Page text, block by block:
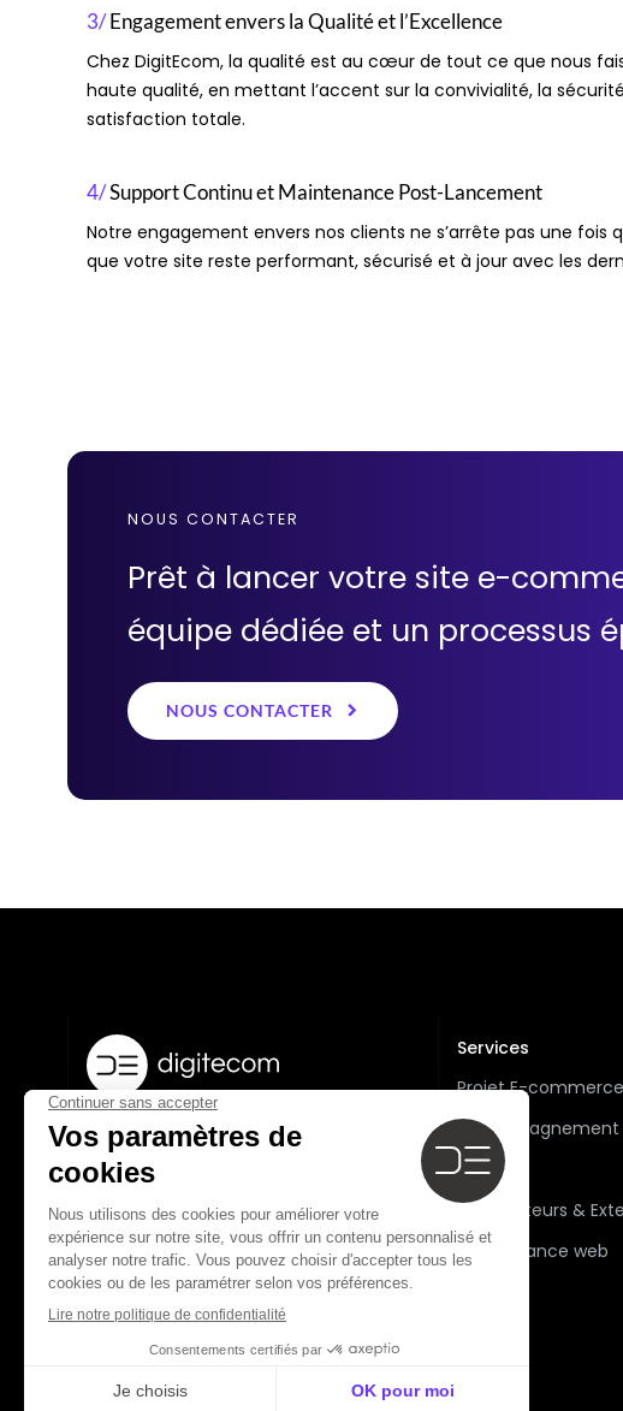
3/Engagement envers la Qualité et l’Excellence
Chez DigitEcom, la qualité est au cœur de tout ce que nous
haute qualité, en mettant l’accent sur la convivialité, la
satisfaction totale.
4/Support Continu et Maintenance Post-Lancement
Notre engagement envers nos clients ne s’arrête pas une
que votre site reste performant, sécurisé et à jour avec les
NOUS CONTACTER
Prêt à lancer votre site e-
équipe dédiée et un processus
NOUS CONTACTER
L’innovation au service de votre
boutique en ligne.
L'Agence
Nous contacter
Services
Projet E-commerce
Accompagnement
Audit
Connecteurs &
Performance web